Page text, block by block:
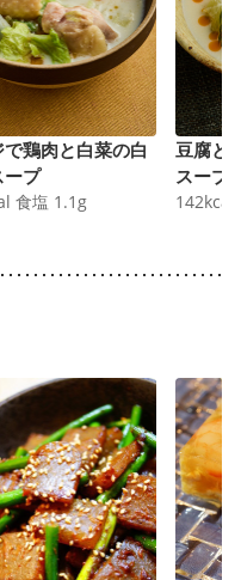
で鶏肉と白菜の白
プ
食塩 1.1 g
豆腐と
スープ
142kcal